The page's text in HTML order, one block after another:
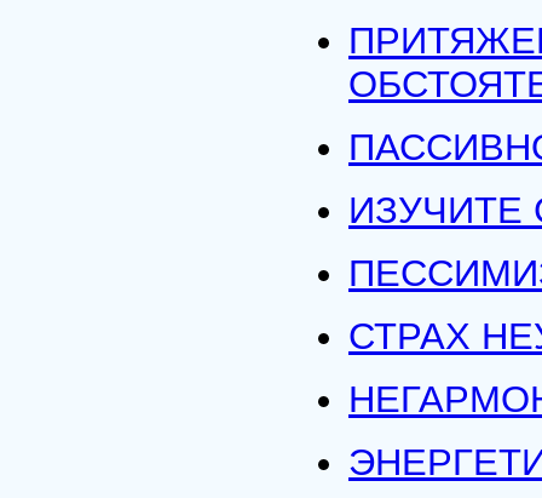
ИЗУЧИТЕ
СТРАХ